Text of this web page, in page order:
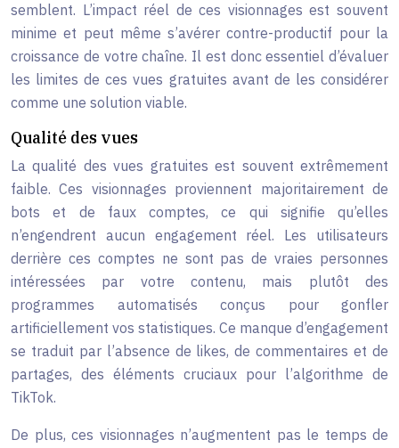
semblent. L’impact réel de ces visionnages est souvent
minime et peut même s’avérer contre-productif pour la
croissance de votre chaîne. Il est donc essentiel d’évaluer
les limites de ces vues gratuites avant de les considérer
comme une solution viable.
Qualité des vues
La qualité des vues gratuites est souvent extrêmement
faible. Ces visionnages proviennent majoritairement de
bots et de faux comptes, ce qui signifie qu’elles
n’engendrent aucun engagement réel. Les utilisateurs
derrière ces comptes ne sont pas de vraies personnes
intéressées par votre contenu, mais plutôt des
programmes automatisés conçus pour gonfler
artificiellement vos statistiques. Ce manque d’engagement
se traduit par l’absence de likes, de commentaires et de
partages, des éléments cruciaux pour l’algorithme de
TikTok.
De plus, ces visionnages n’augmentent pas le temps de